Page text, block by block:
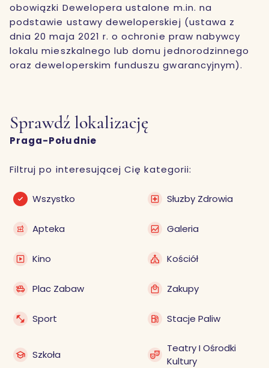
obowiązki Dewelopera ustalone m.in. na
podstawie ustawy deweloperskiej (ustawa z
dnia 20 maja 2021 r. o ochronie praw nabywcy
lokalu mieszkalnego lub domu jednorodzinnego
oraz deweloperskim funduszu gwarancyjnym).
Sprawdź lokalizację
Praga-Południe
Filtruj po interesującej Cię kategorii:
Wszystko Słuzby Zdrowia
Apteka Galeria
Kino Kościół
Plac Zabaw Zakupy
Sport Stacje Paliw
Szkoła
Teatry I Ośrodki
Kultury